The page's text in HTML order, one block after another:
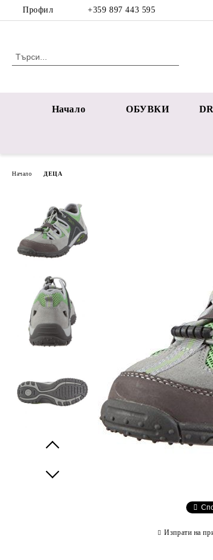
Профил +359 897 443 595
Начало ОБУВКИ
Начало ДЕЦА
Изпрати на